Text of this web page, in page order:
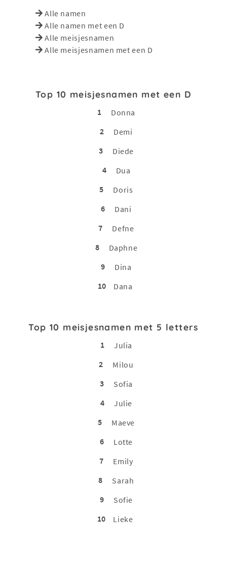
Alle namen
Alle namen met een D
Alle meisjesnamen
Alle meisjesnamen met een D
Top 10 meisjesnamen met een D
1
Donna
2
Demi
3
Diede
4
Dua
5
Doris
6
Dani
7
Defne
8
Daphne
9
Dina
10
Dana
Top 10 meisjesnamen met 5 letters
1
Julia
2
Milou
3
Sofia
4
Julie
5
Maeve
6
Lotte
7
Emily
8
Sarah
9
Sofie
10
Lieke